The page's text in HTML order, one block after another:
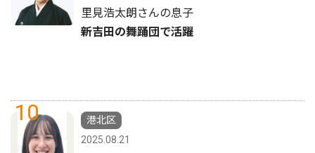
里見浩太朗さんの息子
新吉田の舞踊団で活躍
10
港北区
2025.08.21